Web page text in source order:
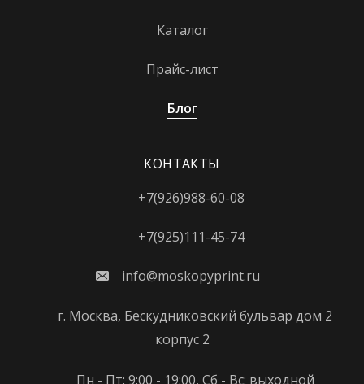
Каталог
Прайс-лист
Блог
КОНТАКТЫ
+7(926)988-60-08
+7(925)111-45-74
info@moskopyprint.ru
г. Москва, Бескудниковский бульвар дом 2
корпус 2
Пн - Пт: 9:00 - 19:00, Сб - Вс: выходной